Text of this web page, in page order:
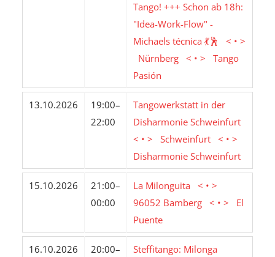
Tango! +++ Schon ab 18h:
"Idea-Work-Flow" -
Michaels técnica 💃🕺 < • >
Nürnberg < • > Tango
Pasión
13.10.2026
19:00–
22:00
Tangowerkstatt in der
Disharmonie Schweinfurt
< • > Schweinfurt < • >
Disharmonie Schweinfurt
15.10.2026
21:00–
00:00
La Milonguita < • >
96052 Bamberg < • > El
Puente
16.10.2026
20:00–
Steffitango: Milonga